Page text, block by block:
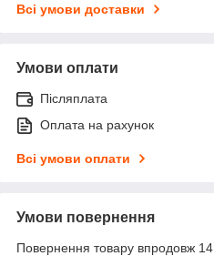
Всі умови доставки
Умови оплати
Післяплата
Оплата на рахунок
Всі умови оплати
Умови повернення
Повернення товару впродовж 14